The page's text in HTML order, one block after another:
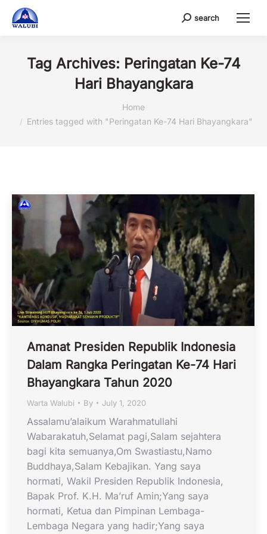
Search:
search
Tag Archives: Peringatan Ke-74
Hari Bhayangkara
Home
Entries tagged with "Peringatan Ke-74 Hari Bhayangkara"
Amanat Presiden Republik Indonesia
Dalam Rangka Peringatan Ke-74 Hari
Bhayangkara Tahun 2020
Warta Walubi By July 1, 2020
Assalamu’alaikum Warahmatullahi
Wabarakatuh,Selamat pagi,Salam sejahtera
bagi kita semuanya,Om Swastiastu,Namo
Buddhaya,Salam Kebajikan. Yang saya
hormati, Wakil Presiden Republik Indonesia,
Bapak Prof. K.H. Ma’ruf Amin;Yang saya
hormati, Ketua dan Pimpinan Lembaga-
Lembaga Negara yang hadir;Yang saya